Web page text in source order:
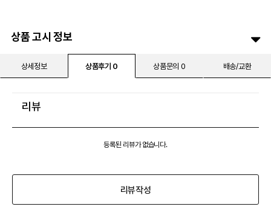
상품 고시 정보
상세정보 상품후기 0 상품문의 0 배송/교환
리뷰
등록된 리뷰가 없습니다.
리뷰작성